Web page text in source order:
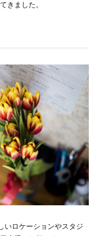
きました。
いロケーションやスタジ